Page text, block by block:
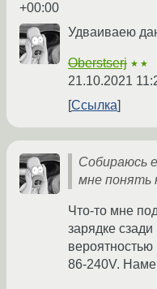
+00:00
Удваиваею
Oberstserj ★★
21.10.2021
Ссылка
Собираюсь
мне понять
Что-то мне
зарядке
вероятностью
86-240V.